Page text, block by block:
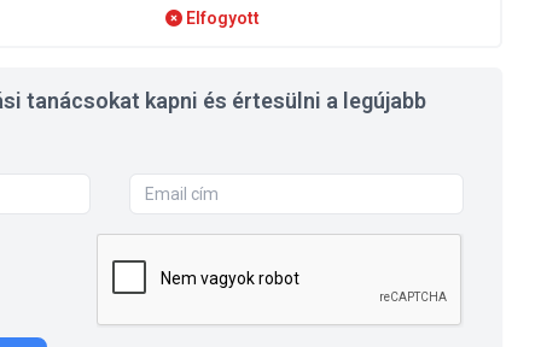
Elfogyott
tanácsokat kapni és értesülni a legújabb